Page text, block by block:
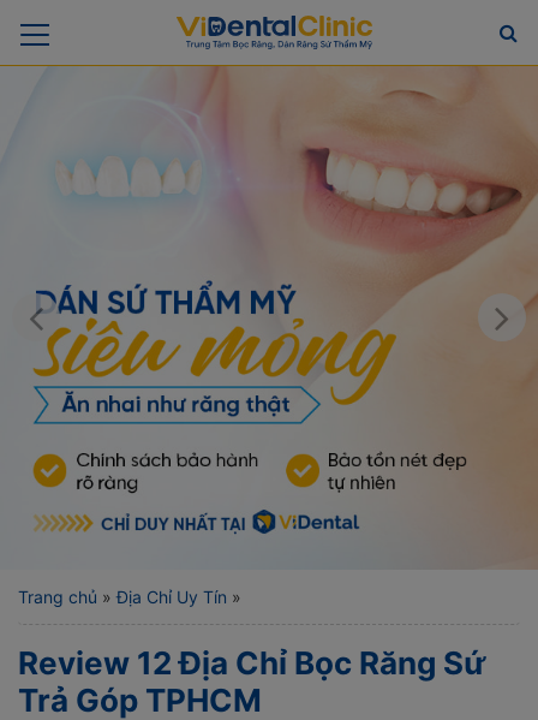
Trang chủ »Địa Chỉ Uy Tín »
Review 12 Địa Chỉ Bọc Răng Sứ
Trả Góp TPHCM